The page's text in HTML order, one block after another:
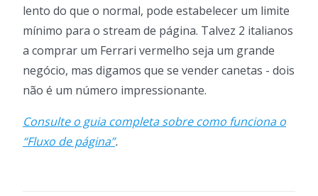
lento do que o normal, pode estabelecer um limite
mínimo para o stream de página. Talvez 2 italianos
a comprar um Ferrari vermelho seja um grande
negócio, mas digamos que se vender canetas - dois
não é um número impressionante.
Consulte o guia completa sobre como funciona o
“Fluxo de página”.